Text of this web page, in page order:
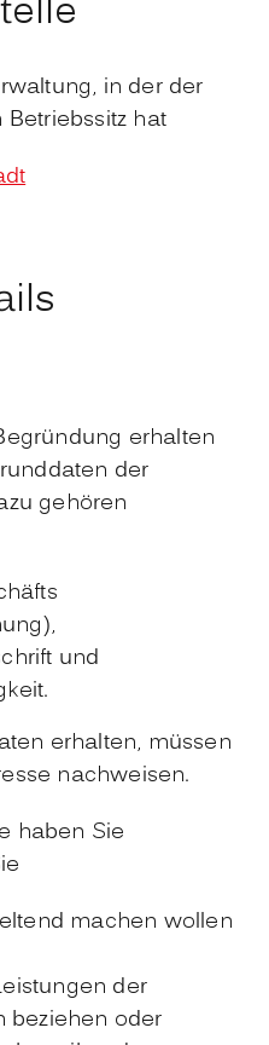
in der der
hat
erhalten
der
gehören
und
erhalten, müssen
nachweisen.
haben Sie
machen wollen
der
beziehen oder